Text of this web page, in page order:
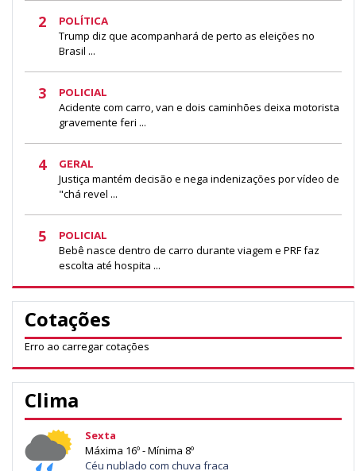
2 POLÍTICA
Trump diz que acompanhará de perto as eleições no
Brasil ...
3 POLICIAL
Acidente com carro, van e dois caminhões deixa motorista
gravemente feri ...
4 GERAL
Justiça mantém decisão e nega indenizações por vídeo de
"chá revel ...
5 POLICIAL
Bebê nasce dentro de carro durante viagem e PRF faz
escolta até hospita ...
Cotações
Erro ao carregar cotações
Clima
Sexta
Máxima 16º - Mínima 8º
Céu nublado com chuva fraca